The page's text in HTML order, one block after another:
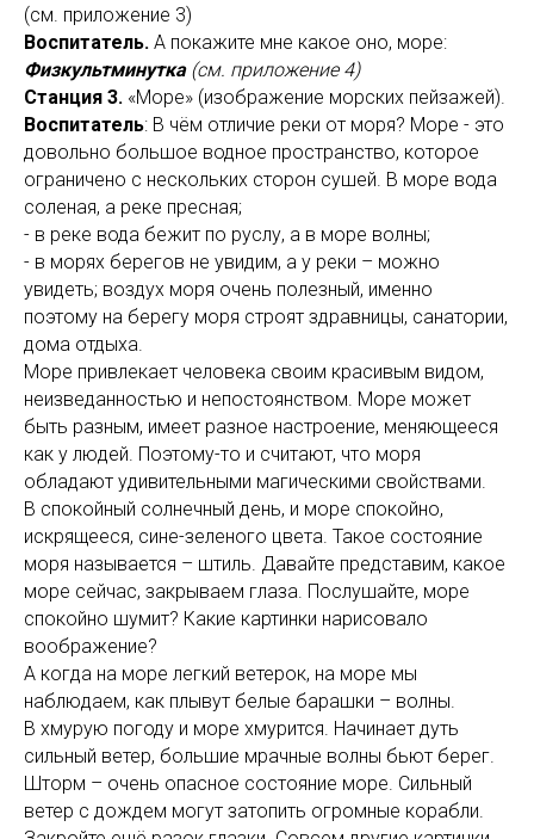
(см. приложение 3)
Воспитатель. А покажите мне какое оно, море:
Физкультминутка (см. приложение 4)
Станция 3. «Море» (изображение морских пейзажей).
Воспитатель: В чём отличие реки от моря? Море - это
довольно большое водное пространство, которое
ограничено с нескольких сторон сушей. В море вода
соленая, а реке пресная;
- в реке вода бежит по руслу, а в море волны;
- в морях берегов не увидим, а у реки – можно
увидеть; воздух моря очень полезный, именно
поэтому на берегу моря строят здравницы, санатории,
дома отдыха.
Море привлекает человека своим красивым видом,
неизведанностью и непостоянством. Море может
быть разным, имеет разное настроение, меняющееся
как у людей. Поэтому-то и считают, что моря
обладают удивительными магическими свойствами.
В спокойный солнечный день, и море спокойно,
искрящееся, сине-зеленого цвета. Такое состояние
моря называется – штиль. Давайте представим, какое
море сейчас, закрываем глаза. Послушайте, море
спокойно шумит? Какие картинки нарисовало
воображение?
А когда на море легкий ветерок, на море мы
наблюдаем, как плывут белые барашки – волны.
В хмурую погоду и море хмурится. Начинает дуть
сильный ветер, большие мрачные волны бьют берег.
Шторм – очень опасное состояние море. Сильный
ветер с дождем могут затопить огромные корабли.